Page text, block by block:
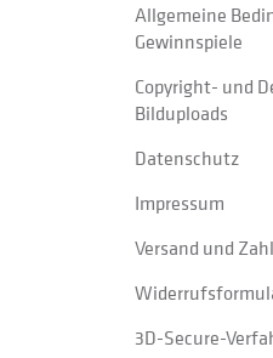
Allgemeine
Gewinnspiele
Copyright- und
Bilduploads
Datenschutz
Impressum
Versand und
3D-Secure-